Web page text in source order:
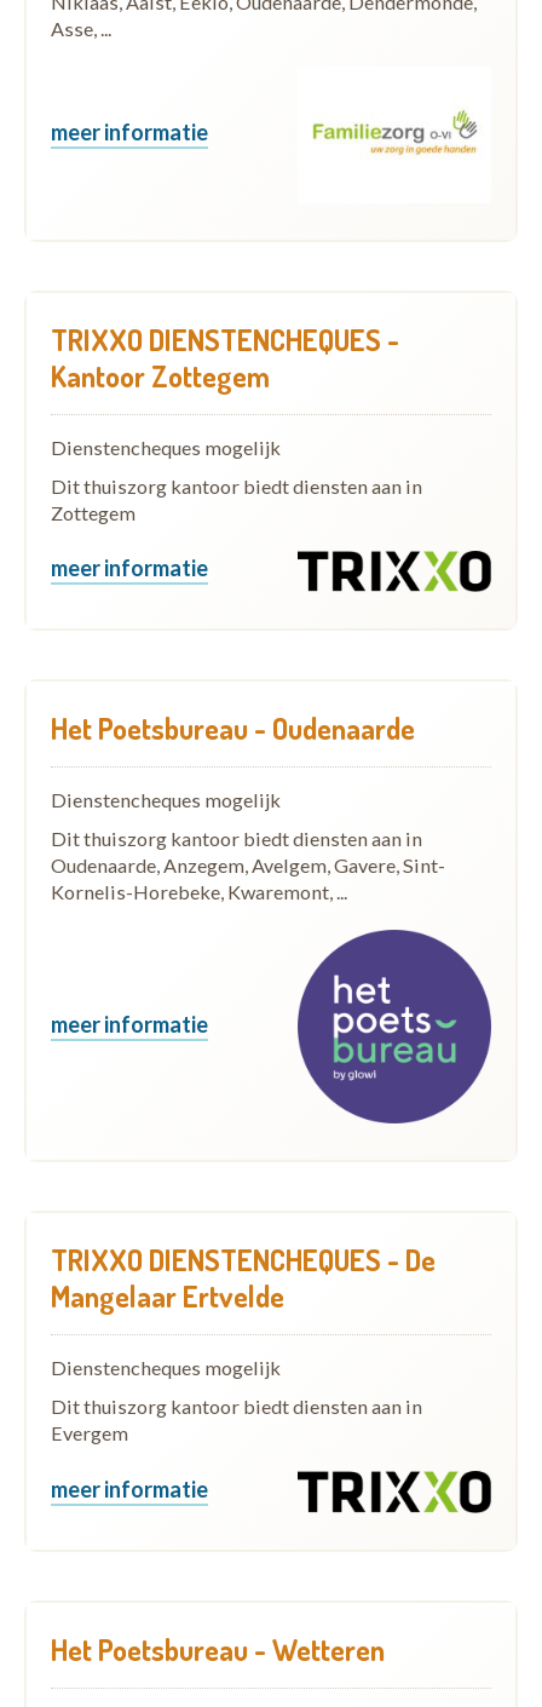
Asse, ...
meer informatie
TRIXXO DIENSTENCHEQUES -
Kantoor Zottegem
Dienstencheques mogelijk
Dit thuiszorg kantoor biedt diensten aan in
Zottegem
meer informatie
Het Poetsbureau - Oudenaarde
Dienstencheques mogelijk
Dit thuiszorg kantoor biedt diensten aan in
Oudenaarde, Anzegem, Avelgem, Gavere, Sint-
Kornelis-Horebeke, Kwaremont, ...
meer informatie
TRIXXO DIENSTENCHEQUES - De
Mangelaar Ertvelde
Dienstencheques mogelijk
Dit thuiszorg kantoor biedt diensten aan in
Evergem
meer informatie
Het Poetsbureau - Wetteren